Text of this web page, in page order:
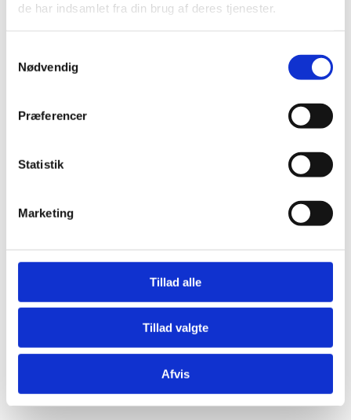
de har indsamlet fra din brug af deres tjenester.
Nødvendig
Præferencer
Statistik
Marketing
Tillad alle
Tillad valgte
Afvis
Krystaller